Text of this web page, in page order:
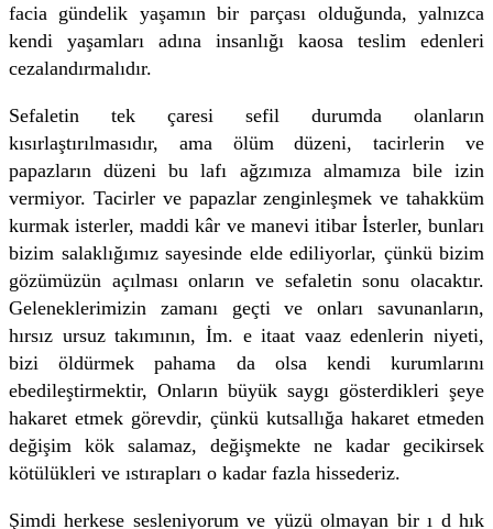
facia gündelik yaşamın bir parçası olduğunda, yalnızca
kendi yaşamları adına insanlığı kaosa teslim edenleri
cezalandırmalıdır.
Sefaletin tek çaresi sefil durumda olanların
kısırlaştırılmasıdır, ama ölüm düzeni, tacirlerin ve
papazların düzeni bu lafı ağzımıza almamıza bile izin
vermiyor. Tacirler ve papazlar zenginleşmek ve tahakküm
kurmak isterler, maddi kâr ve manevi itibar İsterler, bunları
bizim salaklığımız sayesinde elde ediliyorlar, çünkü bizim
gözümüzün açılması onların ve sefaletin sonu olacaktır.
Geleneklerimizin zamanı geçti ve onları savunanların,
hırsız ursuz takımının, İm. e itaat vaaz edenlerin niyeti,
bizi öldürmek pahama da olsa kendi kurumlarını
ebedileştirmektir, Onların büyük saygı gösterdikleri şeye
hakaret etmek görevdir, çünkü kutsallığa hakaret etmeden
değişim kök salamaz, değişmekte ne kadar gecikirsek
kötülükleri ve ıstırapları o kadar fazla hissederiz.
Şimdi herkese sesleniyorum ve yüzü olmayan bir ı d hık